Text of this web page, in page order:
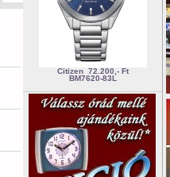
Citizen 72.200,- Ft
BM7620-83L